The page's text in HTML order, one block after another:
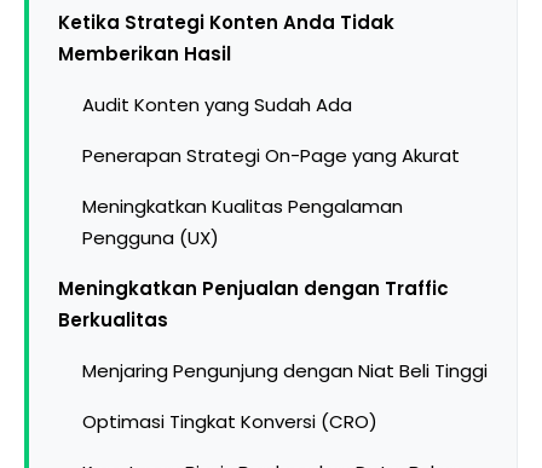
Ketika Strategi Konten Anda Tidak
Memberikan Hasil
Audit Konten yang Sudah Ada
Penerapan Strategi On-Page yang Akurat
Meningkatkan Kualitas Pengalaman
Pengguna (UX)
Meningkatkan Penjualan dengan Traffic
Berkualitas
Menjaring Pengunjung dengan Niat Beli Tinggi
Optimasi Tingkat Konversi (CRO)